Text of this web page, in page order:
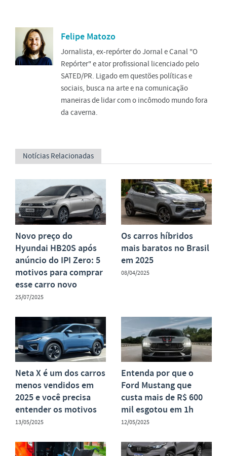
Felipe Matozo
Jornalista, ex-repórter do Jornal e Canal "O
Repórter" e ator profissional licenciado pelo
SATED/PR. Ligado em questões políticas e
sociais, busca na arte e na comunicação
maneiras de lidar com o incômodo mundo fora
da caverna.
Notícias Relacionadas
Novo preço do
Hyundai HB20S após
anúncio do IPI Zero: 5
motivos para comprar
esse carro novo
25/07/2025
Os carros híbridos
mais baratos no Brasil
em 2025
08/04/2025
Neta X é um dos carros
menos vendidos em
2025 e você precisa
entender os motivos
13/05/2025
Entenda por que o
Ford Mustang que
custa mais de R$ 600
mil esgotou em 1h
12/05/2025